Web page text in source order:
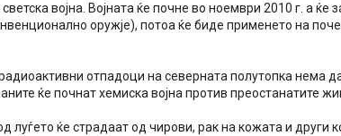
војна. Војната ќе почне во ноември 2010 г. а ќе
оружје), потоа ќе биде применето на
отпадоци на северната полутопка нема
ќе почнат хемиска војна против преостанатите
луѓето ќе страдаат од чирови, рак на кожата и други